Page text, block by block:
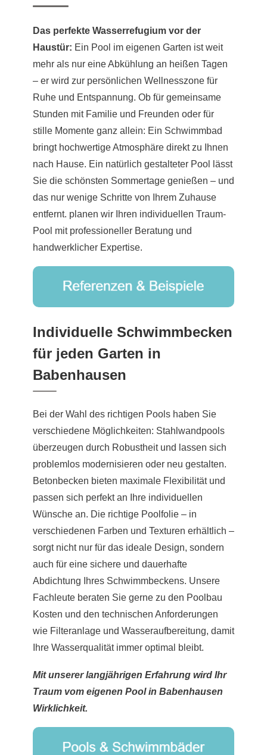
Das perfekte Wasserrefugium vor der
Haustür: Ein Pool im eigenen Garten ist weit
mehr als nur eine Abkühlung an heißen Tagen
– er wird zur persönlichen Wellnesszone für
Ruhe und Entspannung. Ob für gemeinsame
Stunden mit Familie und Freunden oder für
stille Momente ganz allein: Ein Schwimmbad
bringt hochwertige Atmosphäre direkt zu Ihnen
nach Hause. Ein natürlich gestalteter Pool lässt
Sie die schönsten Sommertage genießen – und
das nur wenige Schritte von Ihrem Zuhause
entfernt. planen wir Ihren individuellen Traum-
Pool mit professioneller Beratung und
handwerklicher Expertise.
Individuelle Schwimmbecken
für jeden Garten in
Babenhausen
Bei der Wahl des richtigen Pools haben Sie
verschiedene Möglichkeiten: Stahlwandpools
überzeugen durch Robustheit und lassen sich
problemlos modernisieren oder neu gestalten.
Betonbecken bieten maximale Flexibilität und
passen sich perfekt an Ihre individuellen
Wünsche an. Die richtige Poolfolie – in
verschiedenen Farben und Texturen erhältlich –
sorgt nicht nur für das ideale Design, sondern
auch für eine sichere und dauerhafte
Abdichtung Ihres Schwimmbeckens. Unsere
Fachleute beraten Sie gerne zu den Poolbau
Kosten und den technischen Anforderungen
wie Filteranlage und Wasseraufbereitung, damit
Ihre Wasserqualität immer optimal bleibt.
Mit unserer langjährigen Erfahrung wird Ihr
Traum vom eigenen Pool in Babenhausen
Wirklichkeit.